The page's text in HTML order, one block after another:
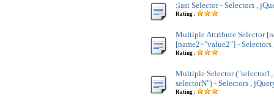
:last Selector - Selectors ,
Rating :
Multiple Attribute Selector
[name2="value2"] - Selectors
Rating :
Multiple Selector ("selector1,
selectorN") - Selectors ,
Rating :